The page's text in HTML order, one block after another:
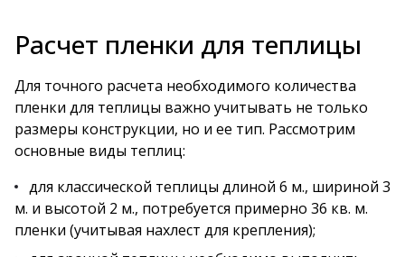
Расчет пленки для теплицы
Для точного расчета необходимого количества
пленки для теплицы важно учитывать не только
размеры конструкции, но и ее тип. Рассмотрим
основные виды теплиц:
для классической теплицы длиной 6 м., шириной 3
м. и высотой 2 м., потребуется примерно 36 кв. м.
пленки (учитывая нахлест для крепления);